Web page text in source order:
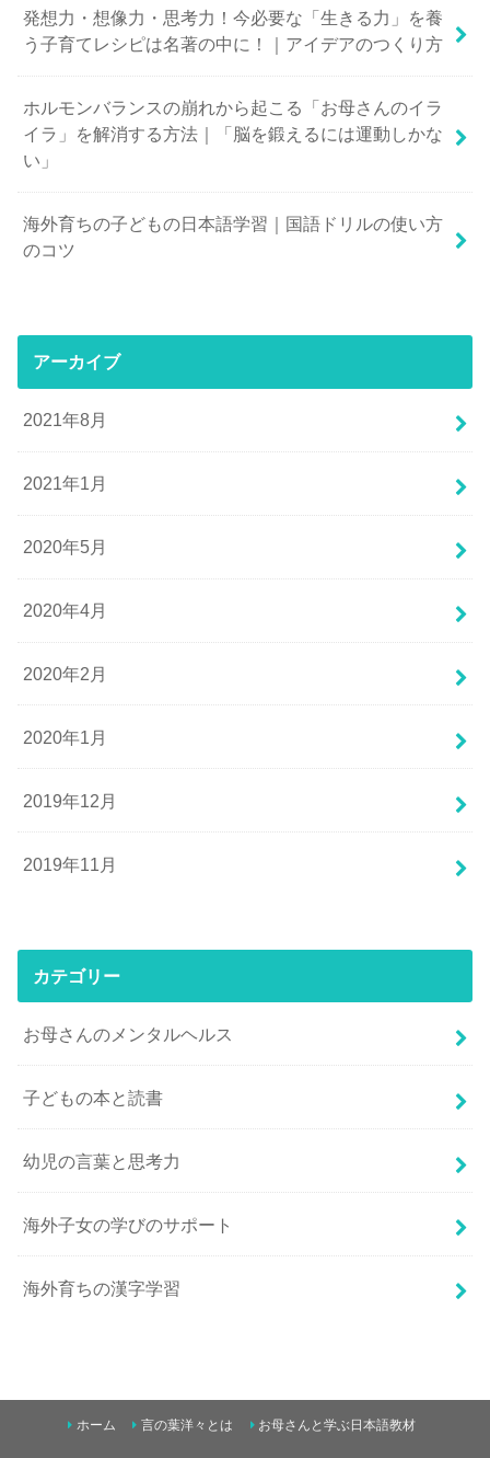
発想力・想像力・思考力！今必要な「生きる力」を養
う子育てレシピは名著の中に！｜アイデアのつくり方
ホルモンバランスの崩れから起こる「お母さんのイラ
イラ」を解消する方法｜「脳を鍛えるには運動しかな
い」
海外育ちの子どもの日本語学習｜国語ドリルの使い方
のコツ
アーカイブ
2021年8月
2021年1月
2020年5月
2020年4月
2020年2月
2020年1月
2019年12月
2019年11月
カテゴリー
お母さんのメンタルヘルス
子どもの本と読書
幼児の言葉と思考力
海外子女の学びのサポート
海外育ちの漢字学習
ホーム 言の葉洋々とは お母さんと学ぶ日本語教材